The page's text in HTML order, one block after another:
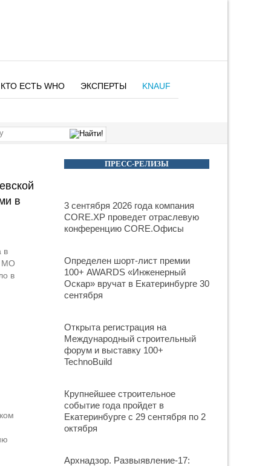
КТО ЕСТЬ WHO ЭКСПЕРТЫ KNAUF
в
в
МО
в
ПРЕСС-РЕЛИЗЫ
3 сентября 2026 года компания
CORE.XP проведет отраслевую
конференцию CORE.Офисы
Определен шорт-лист премии
100+ AWARDS «Инженерный
Оскар» вручат в Екатеринбурге 30
сентября
Открыта регистрация на
Международный строительный
форум и выставку 100+
TechnoBuild
Крупнейшее строительное
событие года пройдет в
Екатеринбурге с 29 сентября по 2
октября
Архнадзор. Развыявление-17: